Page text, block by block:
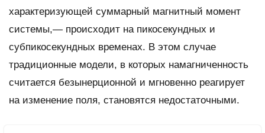
характеризующей суммарный магнитный момент
системы,— происходит на пикосекундных и
субпикосекундных временах. В этом случае
традиционные модели, в которых намагниченность
считается безынерционной и мгновенно реагирует
на изменение поля, становятся недостаточными.